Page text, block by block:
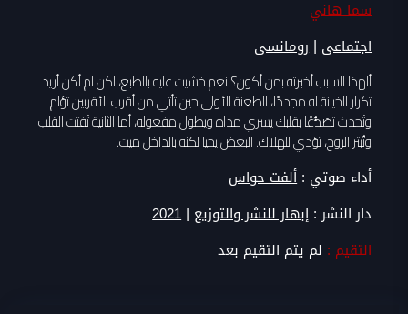
سما هاني
اجتماعى |رومانسى
ألهذا السبب أخبرته بمن أكون؟ نعم خشيت عليه بالطبع، لكن لم أكن أريد
تكرار الخيانة له مجددًا، الطعنة الأولى حين تأتي من أقرب الأقربين تؤلم
وتُحدِث تَصَدُّعًا بقلبك يسري مداه ويطول مفعوله، أما الثانية تُفتت القلب
وتُبتِر الروح، تؤدي للهلاك. البعض يحيا لكنه بالداخل ميت.
أداء صوتي :ألفت حواس
دار النشر : إبهار للنشر والتوزيع |
2021
التقيم : لم يتم التقيم بعد